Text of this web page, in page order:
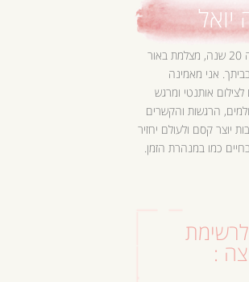
יואל
אני אנדה יואל, צלמת מזה 20 שנה, מצלמת באור
אני מאמינה
אותנטי ומרגש
הרגשות והקשרים
יוצר קסם ולעולם יחזיר
כמו במנהרת הזמן.
: